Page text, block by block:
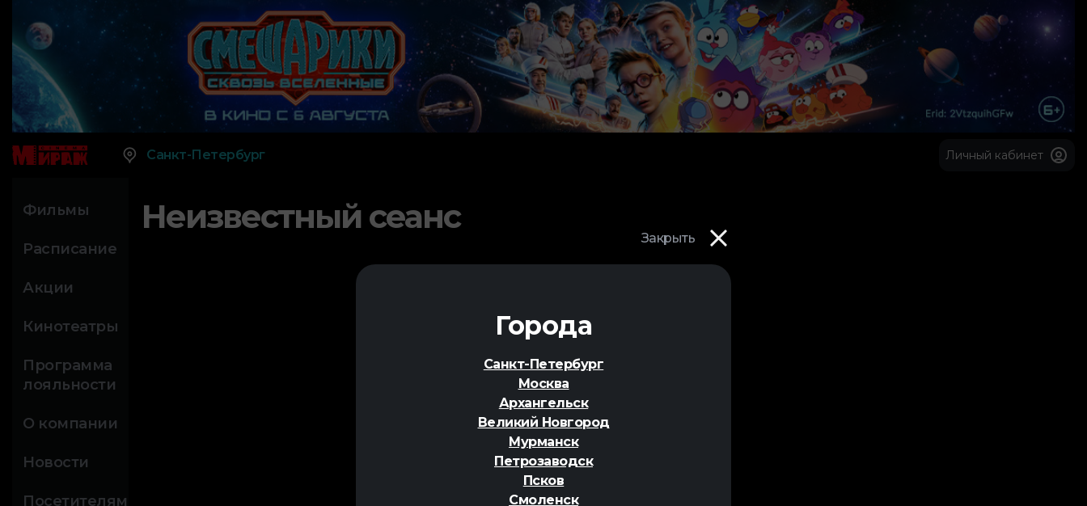
Закрыть
Города
Санкт-Петербург
Москва
Архангельск
Великий Новгород
Мурманск
Петрозаводск
Псков
Смоленск
Санкт-Петербург Личный кабинет
Фильмы
Расписание
Акции
Кинотеатры
Программа
лояльности
О компании
Новости
Посетителям
Неизвестный сеанс